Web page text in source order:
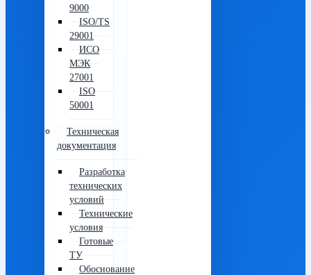
9000
ISO/TS
29001
ИСО
МЭК
27001
ISO
50001
Техническая
документация
Разработка
технических
условий
Технические
условия
Готовые
ТУ
Обоснование